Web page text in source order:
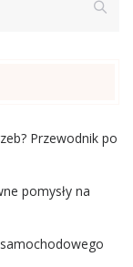
Przewodnik po
pomysły na